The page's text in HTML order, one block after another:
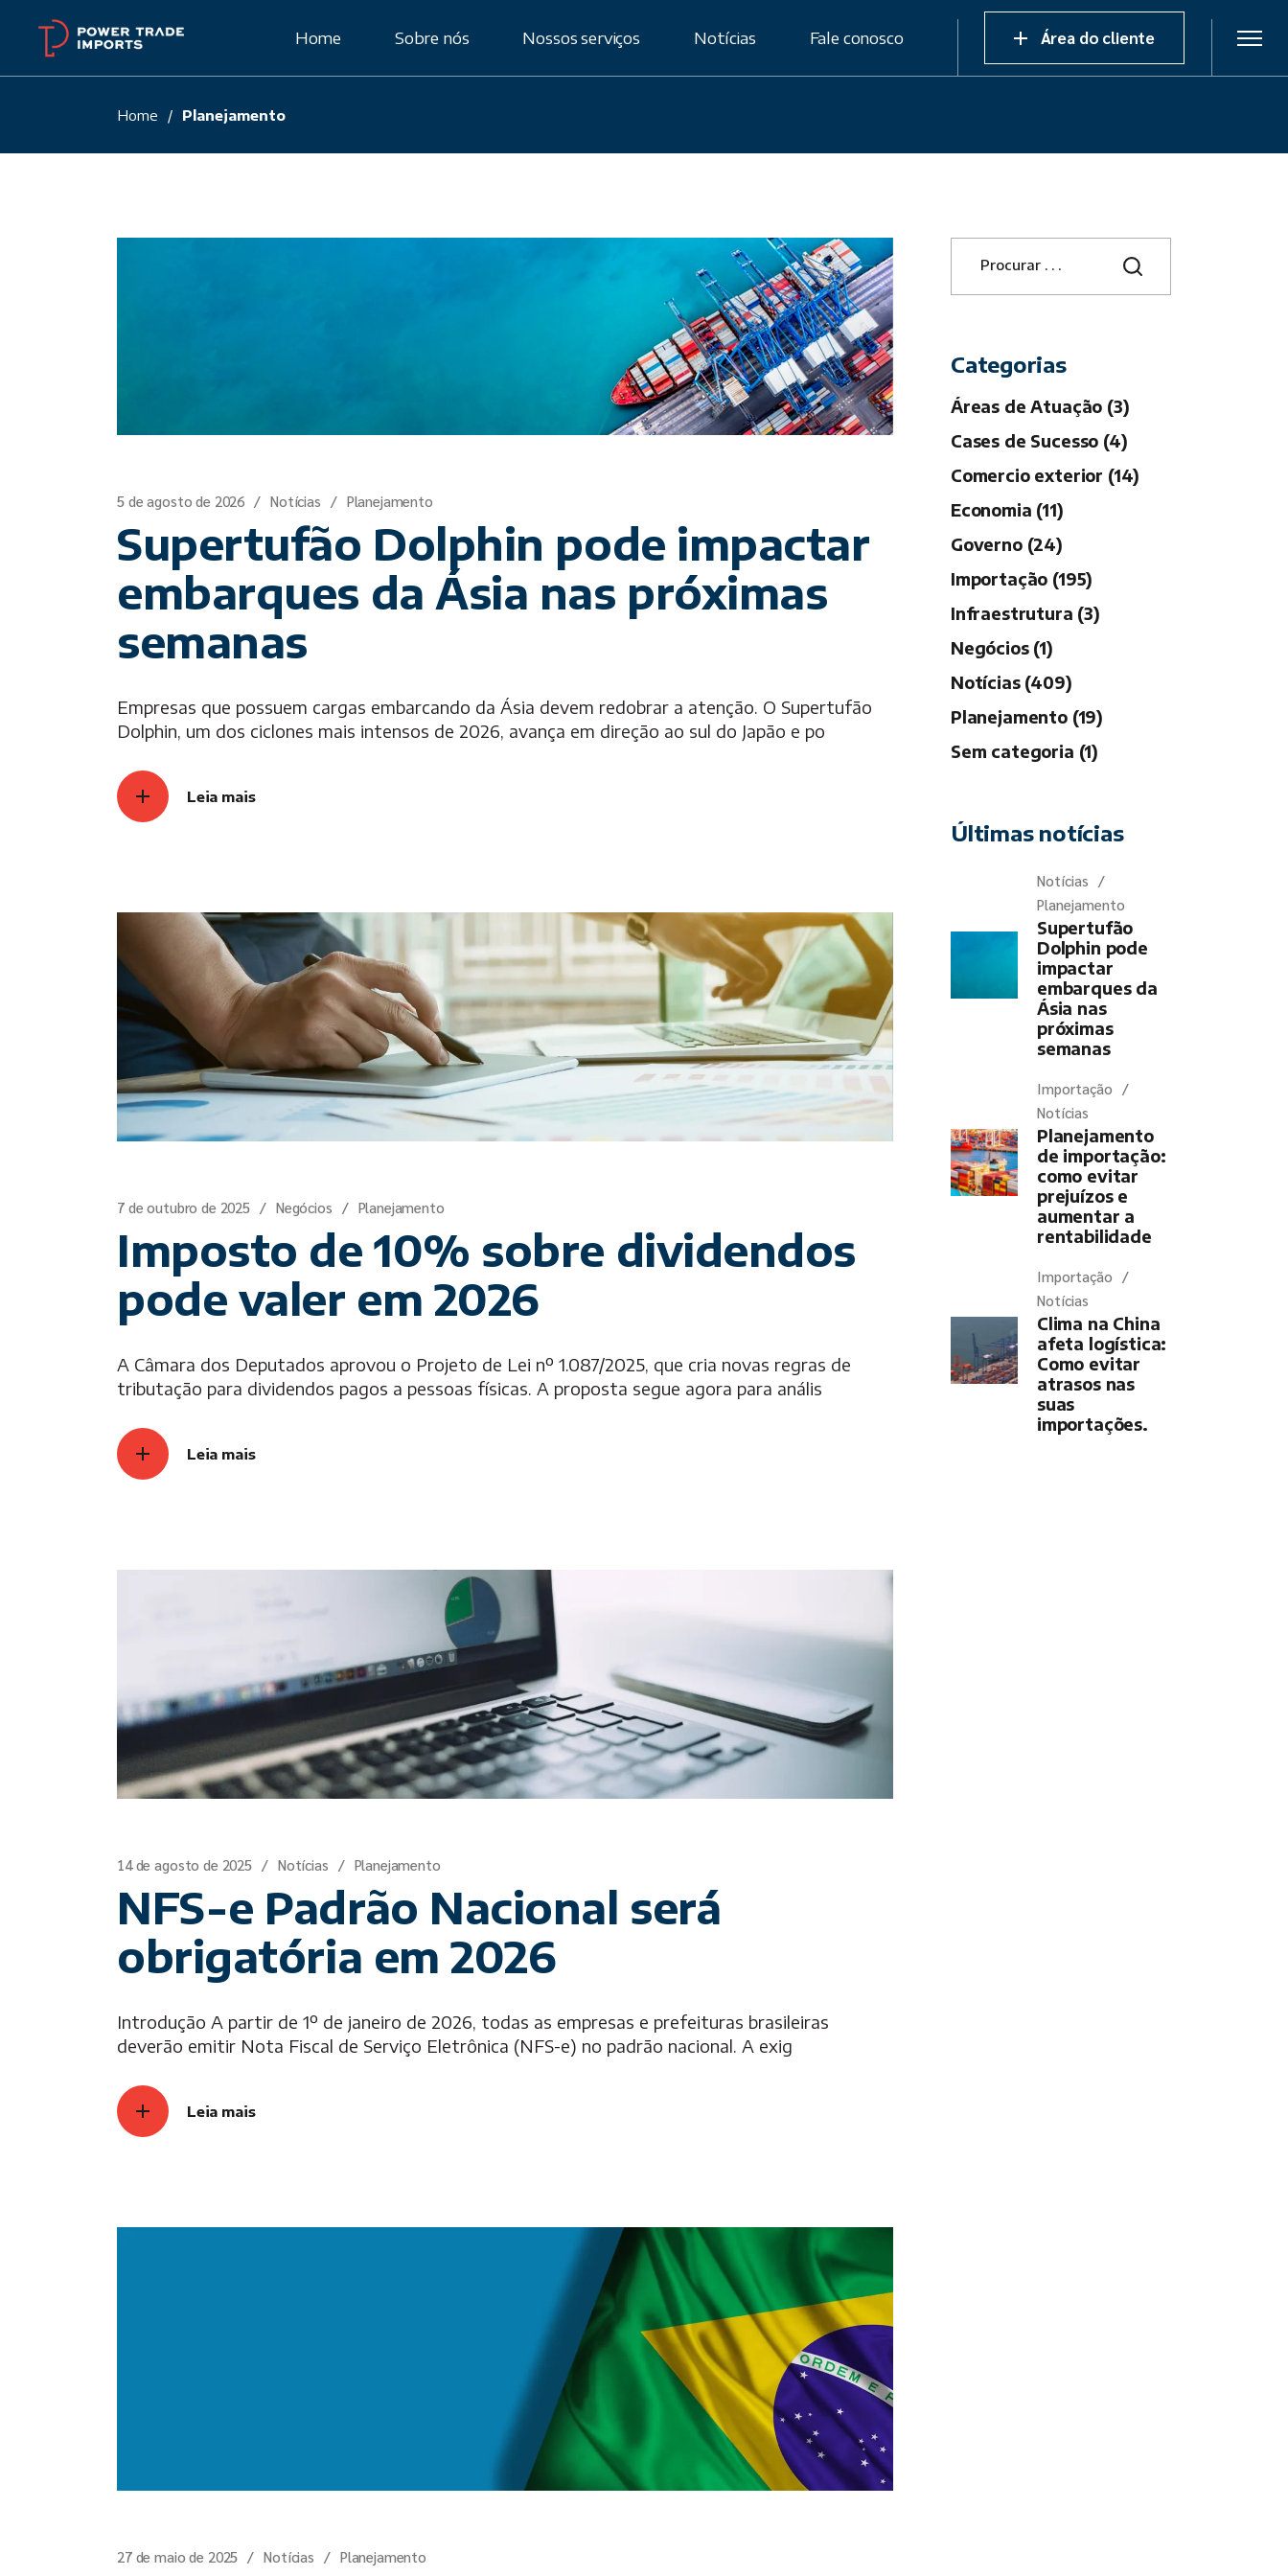
content
Home Sobre nós Nossos serviços
Encomenda
Planejamento
Follow-Up
Notícias Fale conosco Área do cliente
Home Planejamento
5 de agosto de 2026 Notícias Planejamento
Supertufão Dolphin pode impactar
embarques da Ásia nas próximas
semanas
Empresas que possuem cargas embarcando da Ásia devem redobrar a atenção. O Supertufão
Dolphin, um dos ciclones mais intensos de 2026, avança em direção ao sul do Japão e po
Leia mais
7 de outubro de 2025 Negócios Planejamento
Imposto de 10% sobre dividendos
pode valer em 2026
A Câmara dos Deputados aprovou o Projeto de Lei nº 1.087/2025, que cria novas regras de
tributação para dividendos pagos a pessoas físicas. A proposta segue agora para anális
Leia mais
14 de agosto de 2025 Notícias Planejamento
NFS-e Padrão Nacional será
obrigatória em 2026
Introdução A partir de 1º de janeiro de 2026, todas as empresas e prefeituras brasileiras
deverão emitir Nota Fiscal de Serviço Eletrônica (NFS-e) no padrão nacional. A exig
Leia mais
27 de maio de 2025 Notícias Planejamento
S
c
Categorias
Áreas de Atuação (3)
Cases de Sucesso (4)
Comercio exterior (14)
Economia (11)
Governo (24)
Importação (195)
Infraestrutura (3)
Negócios (1)
Notícias (409)
Planejamento (19)
Sem categoria (1)
Últimas notícias
Notícias
Planejamento
Supertufão
Dolphin pode
impactar
embarques da
Ásia nas
próximas
semanas
Importação
Notícias
Planejamento
de importação:
como evitar
prejuízos e
aumentar a
rentabilidade
Importação
Notícias
Clima na China
afeta logística:
Como evitar
atrasos nas
suas
importações.